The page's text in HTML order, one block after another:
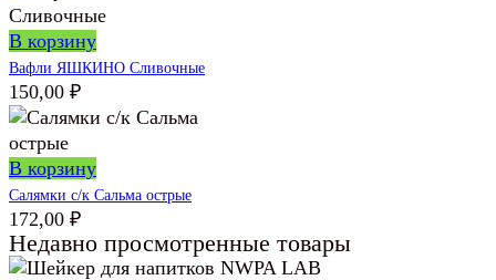
В корзину
Вафли ЯШКИНО Сливочные
150,00 ₽
В корзину
Салямки с/к Сальма острые
172,00 ₽
Недавно просмотренные товары